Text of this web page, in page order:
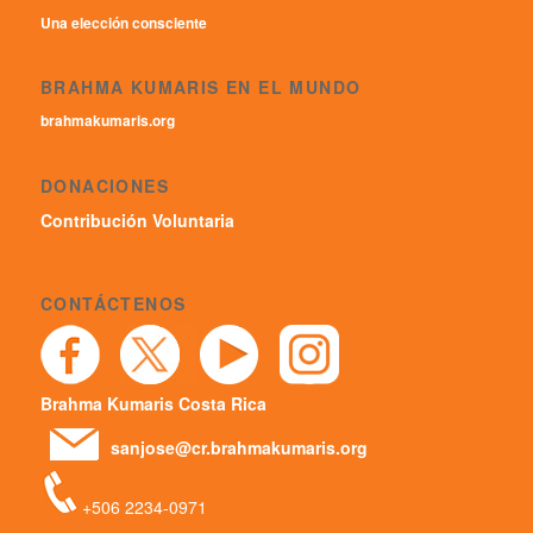
Una elección consciente
BRAHMA KUMARIS EN EL MUNDO
brahmakumaris.org
DONACIONES
Contribución Voluntaria
CONTÁCTENOS
Brahma Kumaris Costa Rica
sanjose@cr.brahmakumaris.org
+506 2234-0971